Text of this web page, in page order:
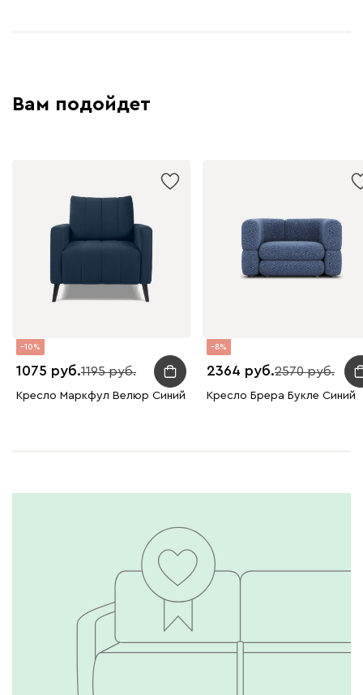
Вам подойдет
10
1075 1195
Кресло Маркфул Велюр Синий
8
2364 2570
Кресло Брера Букле Синий